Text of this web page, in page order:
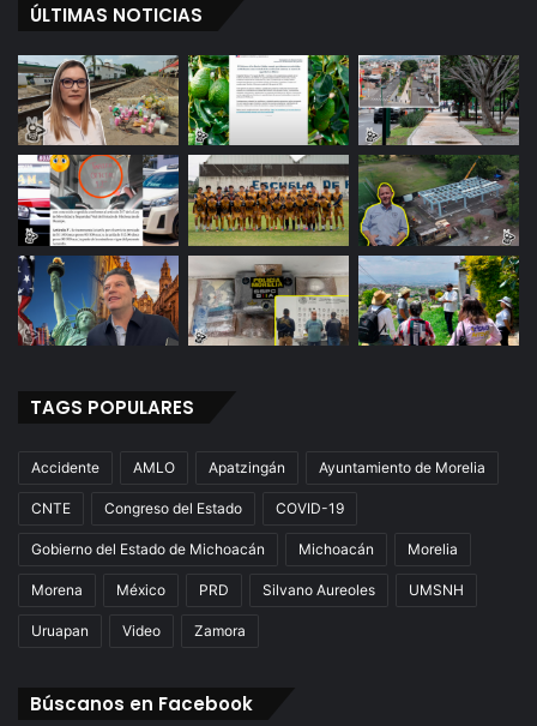
ÚLTIMAS NOTICIAS
TAGS POPULARES
Accidente AMLO Apatzingán Ayuntamiento de Morelia
CNTE Congreso del Estado COVID-19
Gobierno del Estado de Michoacán Michoacán Morelia
Morena México PRD Silvano Aureoles UMSNH
Uruapan Video Zamora
Búscanos en Facebook